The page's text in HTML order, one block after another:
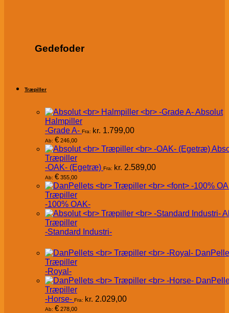
Gedefoder
Træpiller
Absolut
Halmpiller
-Grade A- Fra: kr. 1.799,00
Ab: € 246,00
Træpiller
-OAK- (Egetræ) Fra: kr. 2.589,00
Ab: € 355,00
Træpiller
-100% OAK-
Træpiller
-Standard Industri-
Træpiller
-Royal-
Træpiller
-Horse- Fra: kr. 2.029,00
Ab: € 278,00